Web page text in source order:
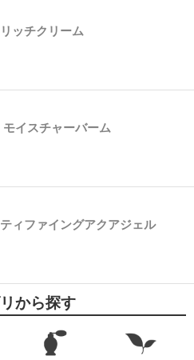
ッチクリーム
イスチャーバーム
ィファイングアクアジェル
から探す